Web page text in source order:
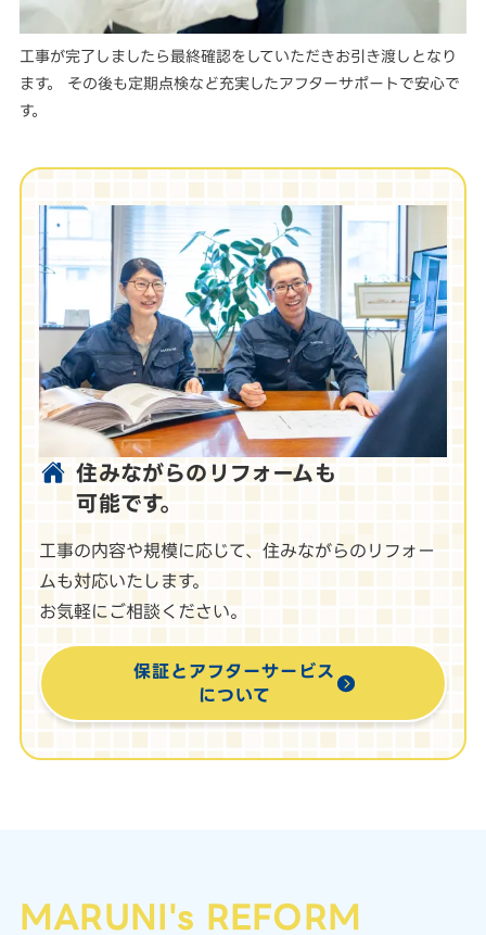
工事が完了しましたら最終確認をしていただきお引き渡しとなり
ます。 その後も定期点検など充実したアフターサポートで安心で
す。
住みながらのリフォームも
可能です。
工事の内容や規模に応じて、住みながらのリフォー
ムも対応いたします。
お気軽にご相談ください。
保証とアフターサービス
について
MARUNI's REFORM